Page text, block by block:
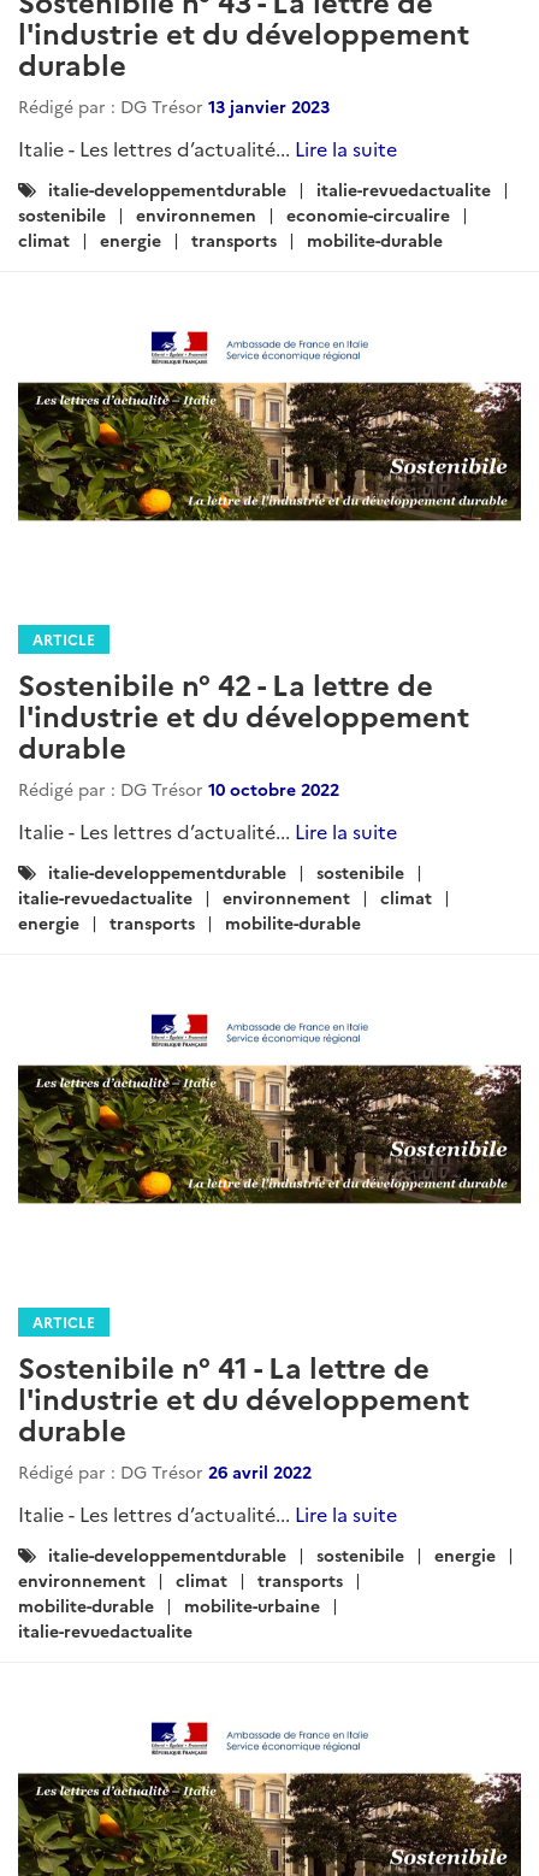
l'industrie et du développement
durable
Rédigé par : DG Trésor 13 janvier 2023
Italie - Les lettres d’actualité... Lire la suite
Catégories
:
italie-developpementdurable
italie-revuedactualite
sostenibile
environnemen
economie-circualire
climat
energie transports mobilite-durable
ARTICLE
Sostenibile n° 42 - La lettre de
l'industrie et du développement
durable
Rédigé par : DG Trésor 10 octobre 2022
Italie - Les lettres d’actualité... Lire la suite
Catégories
:
italie-developpementdurable
sostenibile
italie-revuedactualite
environnement
climat
energie
transports mobilite-durable
ARTICLE
Sostenibile n° 41 - La lettre de
l'industrie et du développement
durable
Rédigé par : DG Trésor 26 avril 2022
Italie - Les lettres d’actualité... Lire la suite
Catégories
:
italie-developpementdurable sostenibile
energie
environnement
climat
transports
mobilite-durable
mobilite-urbaine
italie-revuedactualite